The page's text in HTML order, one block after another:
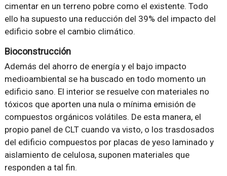
cimentar en un terreno pobre como el existente. Todo
ello ha supuesto una reducción del 39% del impacto del
edificio sobre el cambio climático.
Bioconstrucción
Además del ahorro de energía y el bajo impacto
medioambiental se ha buscado en todo momento un
edificio sano. El interior se resuelve con materiales no
tóxicos que aporten una nula o mínima emisión de
compuestos orgánicos volátiles. De esta manera, el
propio panel de CLT cuando va visto, o los trasdosados
del edificio compuestos por placas de yeso laminado y
aislamiento de celulosa, suponen materiales que
responden a tal fin.